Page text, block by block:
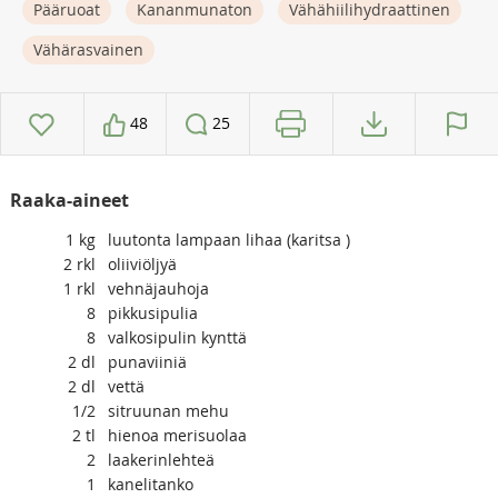
Pääruoat Kananmunaton
Vähähiilihydraattinen
Vähärasvainen
48 25
Raaka-aineet
1 kg
luutonta lampaan lihaa (karitsa )
2 rkl
oliiviöljyä
1 rkl
vehnäjauhoja
8
pikkusipulia
8 valkosipulin kynttä
2 dl
punaviiniä
2 dl
vettä
1/2 sitruunan mehu
2 tl
hienoa merisuolaa
2
laakerinlehteä
1
kanelitanko